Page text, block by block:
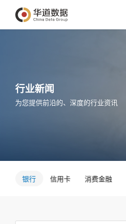
行业新闻
为您提供前沿的、深度的行业资讯
银行 信用卡 消费金融